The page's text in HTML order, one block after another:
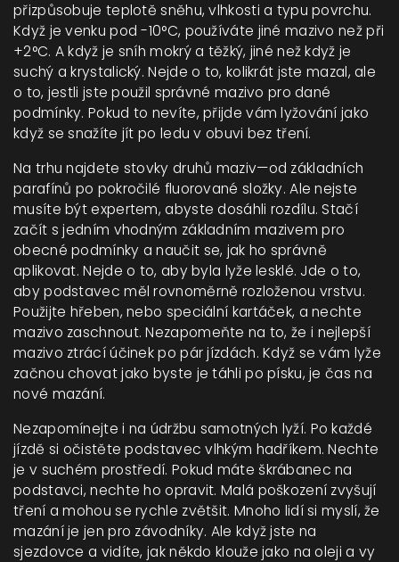
přizpůsobuje teplotě sněhu, vlhkosti a typu povrchu.
Když je venku pod -10°C, používáte jiné mazivo než při
+2°C. A když je sníh mokrý a těžký, jiné než když je
suchý a krystalický. Nejde o to, kolikrát jste mazal, ale
o to, jestli jste použil správné mazivo pro dané
podmínky. Pokud to nevíte, přijde vám lyžování jako
když se snažíte jít po ledu v obuvi bez tření.
Na trhu najdete stovky druhů maziv—od základních
parafínů po pokročilé fluorované složky. Ale nejste
musíte být expertem, abyste dosáhli rozdílu. Stačí
začít s jedním vhodným základním mazivem pro
obecné podmínky a naučit se, jak ho správně
aplikovat. Nejde o to, aby byla lyže lesklé. Jde o to,
aby podstavec měl rovnoměrně rozloženou vrstvu.
Použijte hřeben, nebo speciální kartáček, a nechte
mazivo zaschnout. Nezapomeňte na to, že i nejlepší
mazivo ztrácí účinek po pár jízdách. Když se vám lyže
začnou chovat jako byste je táhli po písku, je čas na
nové mazání.
Nezapomínejte i na údržbu samotných lyží. Po každé
jízdě si očistěte podstavec vlhkým hadříkem. Nechte
je v suchém prostředí. Pokud máte škrábanec na
podstavci, nechte ho opravit. Malá poškození zvyšují
tření a mohou se rychle zvětšit. Mnoho lidí si myslí, že
mazání je jen pro závodníky. Ale když jste na
sjezdovce a vidíte, jak někdo klouže jako na oleji a vy